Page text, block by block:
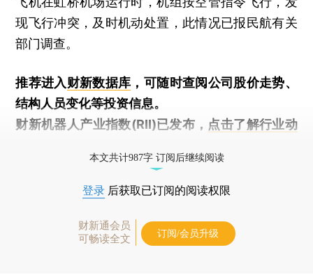
现飞行冲突，及时机动处置，此情况已报民航有关
部门调查。
推荐进入财新数据库 ，可随时查阅公司股价走势、
结构人员变化等投资信息。
财新机器人产业指数(RII)已发布， 点击了解行业动
本文共计987字 订阅后继续阅读
登录 后获取已订阅的阅读权限
财新通会员
可畅读全文
订阅/会员升级